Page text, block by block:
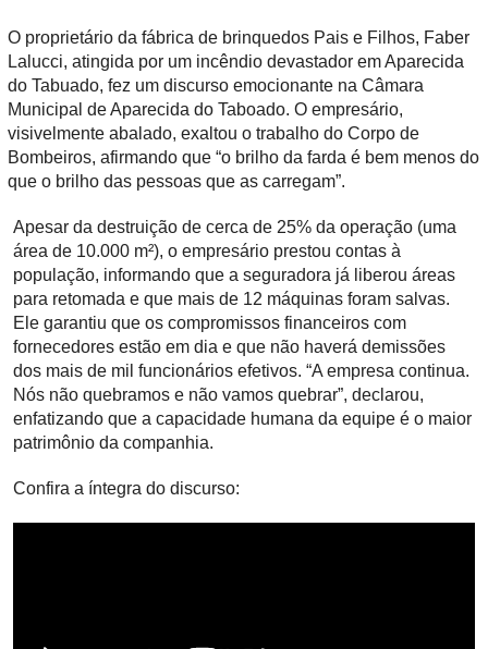
O proprietário da fábrica de brinquedos Pais e Filhos, Faber
Lalucci, atingida por um incêndio devastador em Aparecida
do Tabuado, fez um discurso emocionante na Câmara
Municipal de Aparecida do Taboado. O empresário,
visivelmente abalado, exaltou o trabalho do Corpo de
Bombeiros, afirmando que “o brilho da farda é bem menos do
que o brilho das pessoas que as carregam”.
Apesar da destruição de cerca de 25% da operação (uma
área de 10.000 m²), o empresário prestou contas à
população, informando que a seguradora já liberou áreas
para retomada e que mais de 12 máquinas foram salvas.
Ele garantiu que os compromissos financeiros com
fornecedores estão em dia e que não haverá demissões
dos mais de mil funcionários efetivos. “A empresa continua.
Nós não quebramos e não vamos quebrar”, declarou,
enfatizando que a capacidade humana da equipe é o maior
patrimônio da companhia.
Confira a íntegra do discurso: